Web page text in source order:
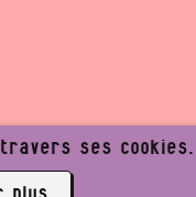
ses